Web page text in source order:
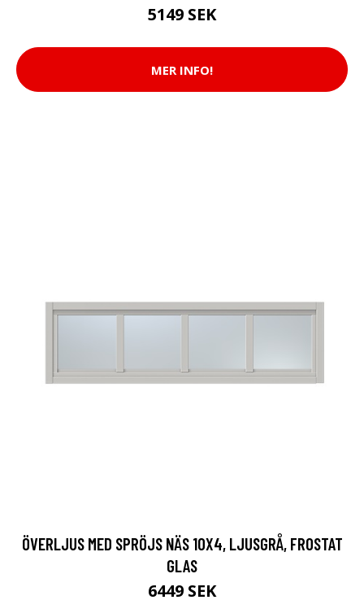
5149 SEK
MER INFO!
ÖVERLJUS MED SPRÖJS NÄS 10X4, LJUSGRÅ, FROSTAT
GLAS
6449 SEK